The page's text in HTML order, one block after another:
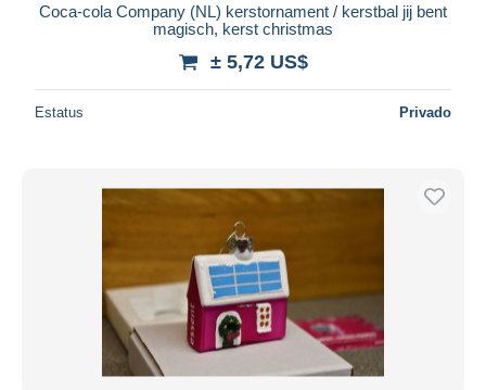
Coca-cola Company (NL) kerstornament / kerstbal jij bent
magisch, kerst christmas
± 5,72 US$
Estatus Privado